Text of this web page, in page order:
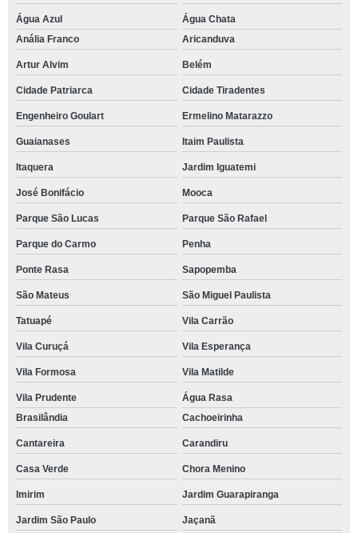
Água Azul
Água Chata
Anália Franco
Aricanduva
Artur Alvim Belém
Cidade Patriarca Cidade Tiradentes
Engenheiro Goulart Ermelino Matarazzo
Guaianases Itaim Paulista
Itaquera Jardim Iguatemi
José Bonifácio Mooca
Parque São Lucas Parque São Rafael
Parque do Carmo Penha
Ponte Rasa Sapopemba
São Mateus São Miguel Paulista
Tatuapé Vila Carrão
Vila Curuçá Vila Esperança
Vila Formosa Vila Matilde
Vila Prudente
Água Rasa
Brasilândia
Cachoeirinha
Cantareira Carandiru
Casa Verde Chora Menino
Imirim Jardim Guarapiranga
Jardim São Paulo Jaçanã